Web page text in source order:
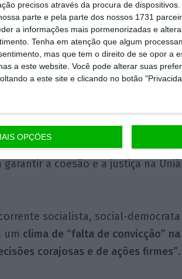
precisos através da procura de
parte e pela parte dos nossos 1731
a informações mais pormenorizadas e
Tenha em atenção que algum
mas que tem o direito de se opor a
a este website. Você pode alterar suas
a este site e clicando no botão
OPÇÕES
com a corrida aos impostos mais
apontam.
os líderes do PS e do SPD
mínima de todas as
justa para uma sociedade
a coesão e a justiça na
socialista, social-democrata
um clima de “falta de convicção” na
corajosas e de ações firmes”.